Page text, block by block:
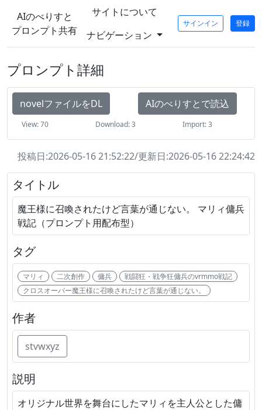
AIのべりすと
プロンプト共有
サイトについて
ナビゲーション
サインイン 登録
プロンプト詳細
novelファイルをDL AIのべりすとで読込
View: 70 Download: 3 Import: 3
投稿日:2026-05-16 21:52:22/更新日:2026-05-16 22:24:42
タイトル
魔王様に召喚されたけど言葉が通じない。 マリィ傭兵
戦記（プロンプト用配布型）
タグ
マリィ 二次創作 傭兵
戦闘狂・戦争狂傭兵のvrmmo戦記
クロスオーバー魔王様に召喚されたけど言葉が通じない。
作者
stvwxyz
説明
オリジナル世界を舞台にしたマリィを主人公とした傭